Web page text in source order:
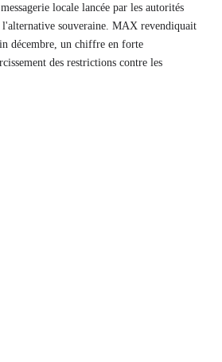
locale lancée par les autorités
l'alternative souveraine. MAX revendiquait
décembre, un chiffre en forte
des restrictions contre les